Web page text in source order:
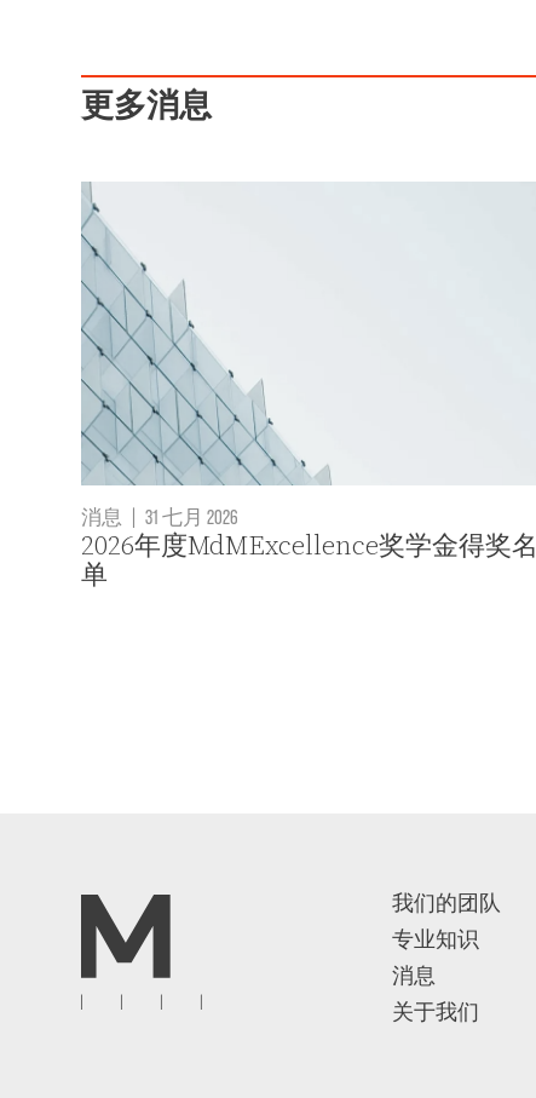
更多消息
消息 | 31 七月 2026
2026年度MdMExcellence奖学金得奖名
单
我们的团队
专业知识
消息
关于我们